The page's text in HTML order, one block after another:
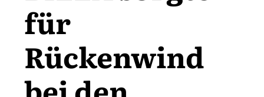
für
Rückenwind